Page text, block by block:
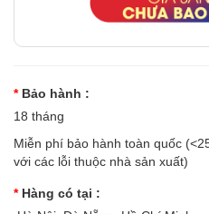
Bảo hành :
18 tháng
Miễn phí bảo hành toàn quốc
với các lỗi thuộc nhà sản xuất)
Hàng có tại :